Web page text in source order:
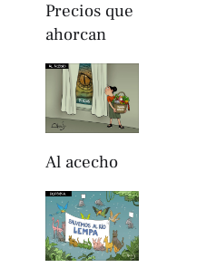
Precios que
ahorcan
Al acecho